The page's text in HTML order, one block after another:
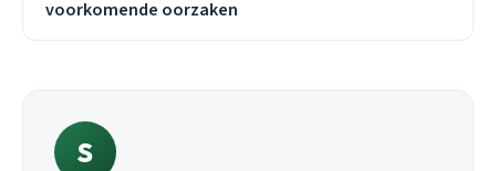
voorkomende oorzaken
S